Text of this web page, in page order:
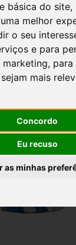
básica do site,
melhor
o seu
e para
marketing,
mais
Concordo
Eu recuso
as minhas